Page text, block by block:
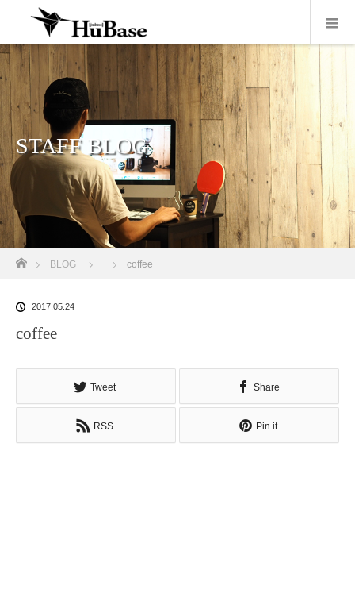
STAFF BLOG
ホーム
BLOG coffee
2017.05.24
coffee
Tweet Share
RSS Pin it